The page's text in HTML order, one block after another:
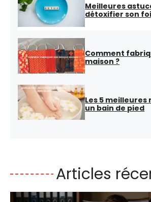
Meilleures
détoxifier son
Comment
maison ?
Les 5
un bain de pied
Articles